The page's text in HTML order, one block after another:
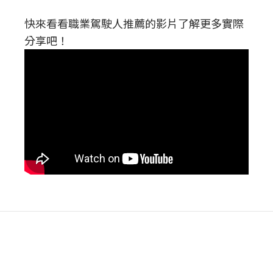
快來看看職業駕駛人推薦的影片了解更多實際
分享吧！